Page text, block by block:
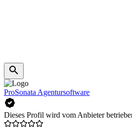
ProSonata Agentursoftware
Dieses Profil wird vom Anbieter